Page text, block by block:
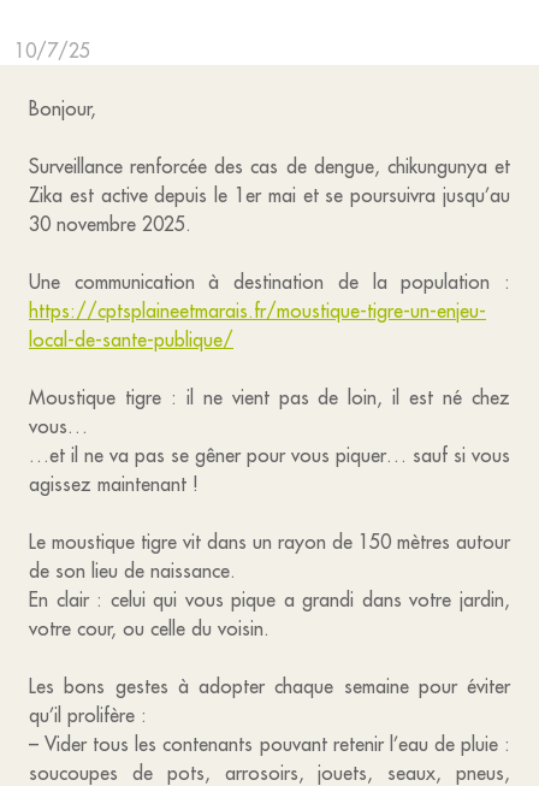
10/7/25
Bonjour,
Surveillance renforcée des cas de dengue, chikungunya et
Zika est active depuis le 1er mai et se poursuivra jusqu’au
30 novembre 2025.
Une communication à destination de la population :
https://cptsplaineetmarais.fr/moustique-tigre-un-enjeu-
local-de-sante-publique/
Moustique tigre : il ne vient pas de loin, il est né chez
vous…
…et il ne va pas se gêner pour vous piquer… sauf si vous
agissez maintenant !
Le moustique tigre vit dans un rayon de 150 mètres autour
de son lieu de naissance.
En clair : celui qui vous pique a grandi dans votre jardin,
votre cour, ou celle du voisin.
Les bons gestes à adopter chaque semaine pour éviter
qu’il prolifère :
– Vider tous les contenants pouvant retenir l’eau de pluie :
soucoupes de pots, arrosoirs, jouets, seaux, pneus,